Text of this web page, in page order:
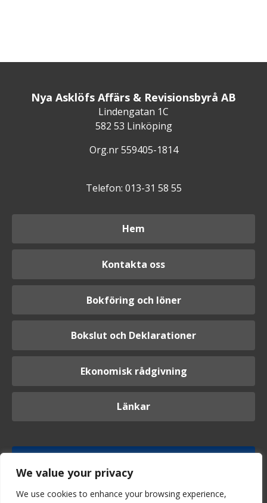
We value your privacy
We use cookies to enhance your browsing experience,
Nya Asklöfs Affärs & Revisionsbyrå AB
Lindengatan 1C
582 53 Linköping
Org.nr 559405-1814
Telefon: 013-31 58 55
Hem
Kontakta oss
Bokföring och löner
Bokslut och Deklarationer
Ekonomisk rådgivning
Länkar